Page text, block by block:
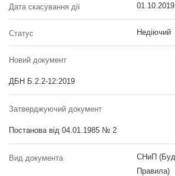
Дата скасування дії 01.10.2019
Статус Недіючий
Новий документ
ДБН Б.2.2-12:2019
Затверджуючий документ
Постанова від 04.01.1985 № 2
Вид документа
СНиП
Правила)